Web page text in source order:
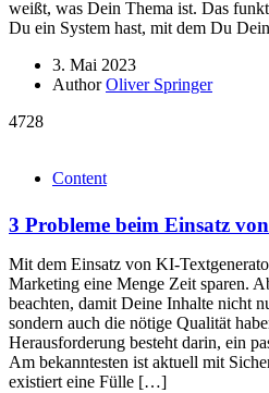
weißt, was Dein Thema ist. Das
Du ein System hast, mit dem Du
3. Mai 2023
AuthorOliver Springer
4728
Content
3 Probleme beim Einsatz
Mit dem Einsatz von KI-
Marketing eine Menge Zeit sparen.
beachten, damit Deine Inhalte nicht
sondern auch die nötige Qualität
Herausforderung besteht darin, ein
Am bekanntesten ist aktuell mit
existiert eine Fülle […]